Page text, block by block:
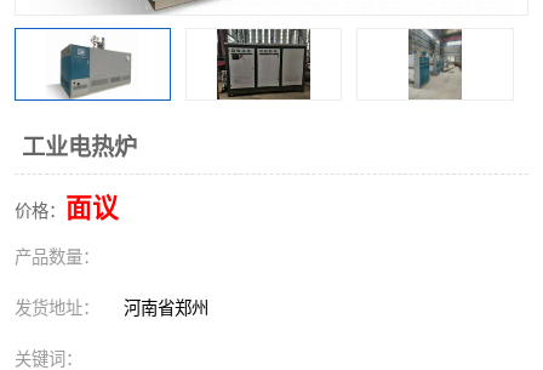
工业电热炉
价格： 面议
产品数量：
发货地址： 河南省郑州
关键词：